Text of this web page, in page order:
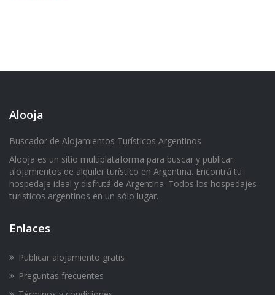
Alooja
Buscador de Alojamientos Turísticos Argentinos
Alooja es un sitio multiplataforma para buscar y publicar
alojamientos de alquiler turístico en Argentina. Encontrá tu
hospedaje ideal y disfrutá de Argentina. Todos los hospedajes
turísticos argentinos en un sólo lugar.
Enlaces
Publicar alojamiento gratis
Preguntas frecuentes